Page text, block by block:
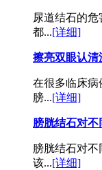
尿道结石的
都...[详细]
擦亮双眼认清
在很多临床病
膀...[详细]
膀胱结石对
膀胱结石对
该...[详细]